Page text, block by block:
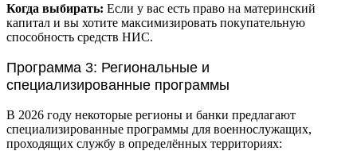
Когда выбирать: Если у вас есть право на материнский
капитал и вы хотите максимизировать покупательную
способность средств НИС.
Программа 3: Региональные и
специализированные программы
В 2026 году некоторые регионы и банки предлагают
специализированные программы для военнослужащих,
проходящих службу в определённых территориях: